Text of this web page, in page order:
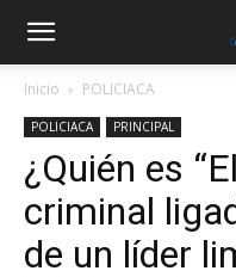
Inicio POLICIACA
POLICIACA PRINCIPAL
¿Quién es
criminal
de un líder